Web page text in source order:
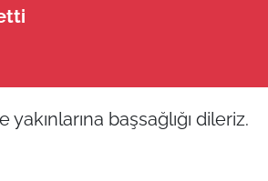
başsağlığı dileriz.